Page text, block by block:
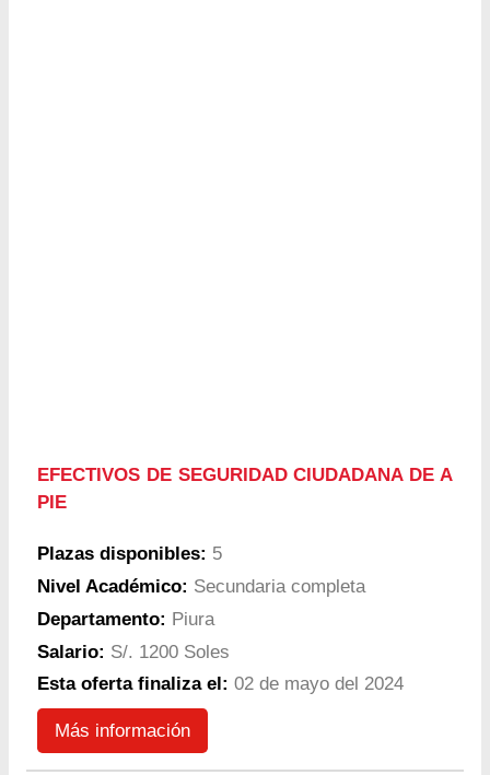
EFECTIVOS DE SEGURIDAD CIUDADANA DE A
PIE
Plazas disponibles: 5
Nivel Académico: Secundaria completa
Departamento: Piura
Salario: S/. 1200 Soles
Esta oferta finaliza el: 02 de mayo del 2024
Más información